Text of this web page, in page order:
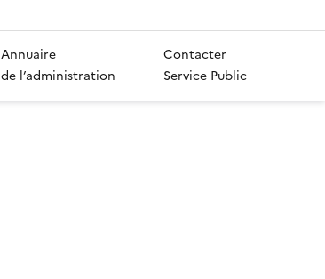
Annuaire
de l’administration
Contacter
Service Public